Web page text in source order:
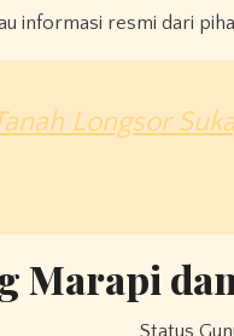
informasi resmi dari
Longsor
Marapi